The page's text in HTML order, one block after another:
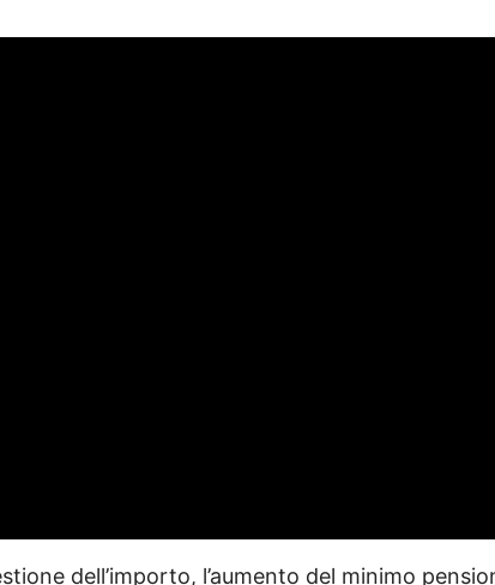
dell’importo, l’aumento del minimo